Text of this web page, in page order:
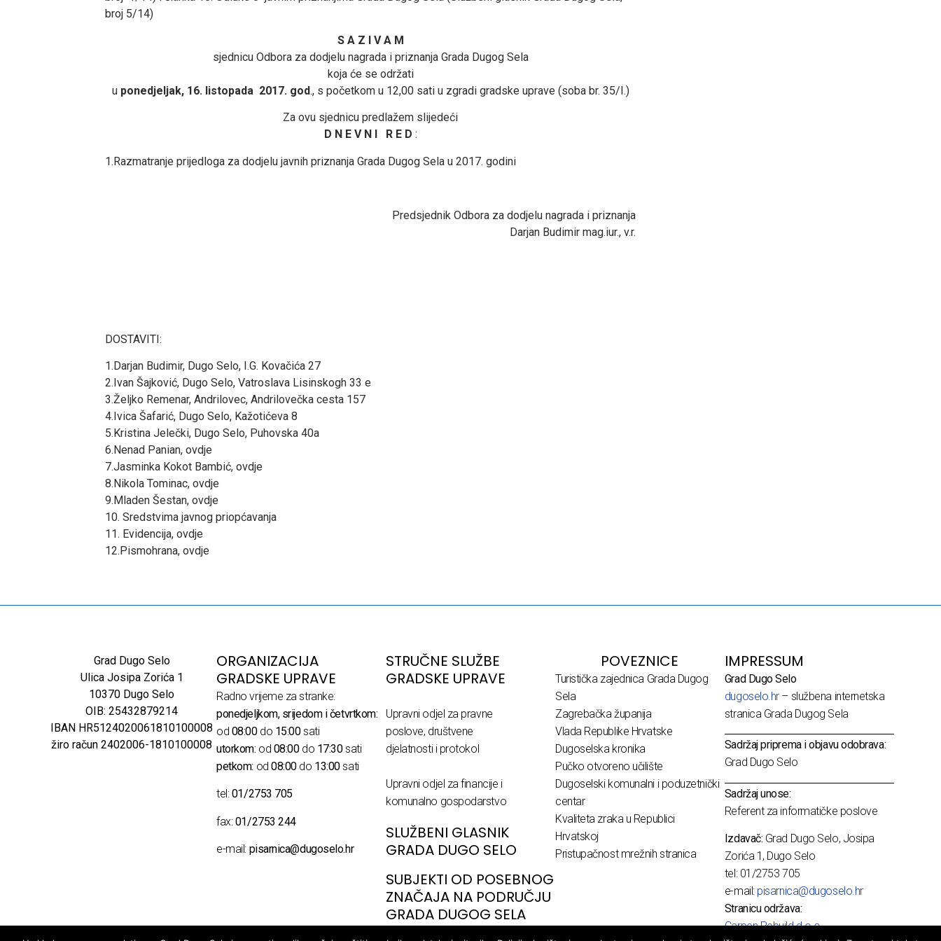
broj 5/14)
S A Z I V A M
sjednicu Odbora za dodjelu nagrada i priznanja Grada Dugog Sela
koja će se održati
u ponedjeljak, 16. listopada 2017. god., s početkom u 12,00 sati u zgradi gradske uprave (soba br. 35/I.)
Za ovu sjednicu predlažem slijedeći
D N E V N I R E D :
1.Razmatranje prijedloga za dodjelu javnih priznanja Grada Dugog Sela u 2017. godini
Predsjednik Odbora za dodjelu nagrada i priznanja
Darjan Budimir mag.iur., v.r.
DOSTAVITI:
1.Darjan Budimir, Dugo Selo, I.G. Kovačića 27
2.Ivan Šajković, Dugo Selo, Vatroslava Lisinskogh 33 e
3.Željko Remenar, Andrilovec, Andrilovečka cesta 157
4.Ivica Šafarić, Dugo Selo, Kažotićeva 8
5.Kristina Jelečki, Dugo Selo, Puhovska 40a
6.Nenad Panian, ovdje
7.Jasminka Kokot Bambić, ovdje
8.Nikola Tominac, ovdje
9.Mladen Šestan, ovdje
10. Sredstvima javnog priopćavanja
11. Evidencija, ovdje
12.Pismohrana, ovdje
Grad Dugo Selo
Ulica Josipa Zorića 1
10370 Dugo Selo
OIB: 25432879214
IBAN HR5124020061810100008
žiro račun 2402006-1810100008
ORGANIZACIJA
GRADSKE UPRAVE
Radno vrijeme za stranke:
ponedjeljkom, srijedom i četvrtkom:
od 08:00do 15:00sati
utorkom: od 08:00do 17:30sati
petkom: od08:00do 13:00sati
tel:01/2753 705
fax:01/2753 244
e-mail: pisarnica@dugoselo.hr
STRUČNE SLUŽBE
GRADSKE UPRAVE
Upravni odjel za pravne
poslove, društvene
djelatnosti i protokol
Upravni odjel za financije i
komunalno gospodarstvo
SLUŽBENI GLASNIK
GRADA DUGO SELO
SUBJEKTI OD POSEBNOG
ZNAČAJA NA PODRUČJU
GRADA DUGOG SELA
POVEZNICE
Turistička zajednica Grada Dugog
Sela
Zagrebačka županija
Vlada Republike Hrvatske
Dugoselska kronika
Pučko otvoreno učilište
Dugoselski komunalni i poduzetnički
centar
Kvaliteta zraka u Republici
Hrvatskoj
Pristupačnost mrežnih stranica
IMPRESSUM
Grad Dugo Selo
dugoselo.hr– službena internetska
stranica Grada Dugog Sela
Sadržaj priprema i objavu odobrava:
Grad Dugo Selo
Sadržaj unose:
Referent za informatičke poslove
Izdavač: Grad Dugo Selo, Josipa
Zorića 1, Dugo Selo
tel: 01/2753 705
e-mail: pisarnica@dugoselo.hr
Stranicu održava:
Carpen Rebuild d.o.o.